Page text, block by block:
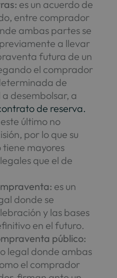
es un acuerdo de
entre comprador
ambas partes se
a llevar
futura de un
el comprador
de
desembolsar, a
de reserva.
último no
por lo que su
mayores
que el de
es un
donde se
y las bases
en el futuro.
público:
legal donde ambas
el comprador